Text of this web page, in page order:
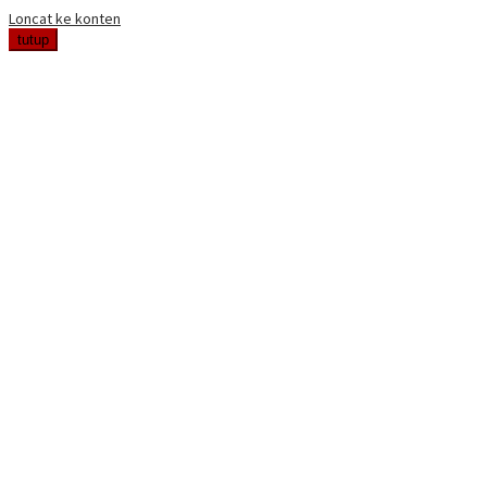
Loncat ke konten
tutup